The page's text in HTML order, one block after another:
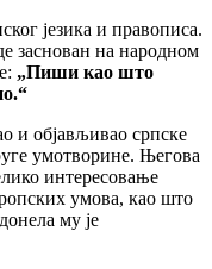
језика и правописа.
заснован на народном
„Пиши као што
и објављивао српске
умотворине. Његова
интересовање
умова, као што
му је